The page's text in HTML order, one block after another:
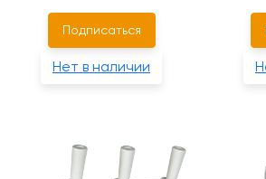
Подписаться
Нет в наличии